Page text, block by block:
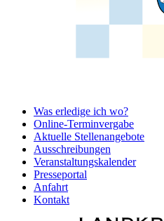
Was erledige ich wo?
Online-Terminvergabe
Aktuelle Stellenangebote
Ausschreibungen
Veranstaltungskalender
Presseportal
Anfahrt
Kontakt